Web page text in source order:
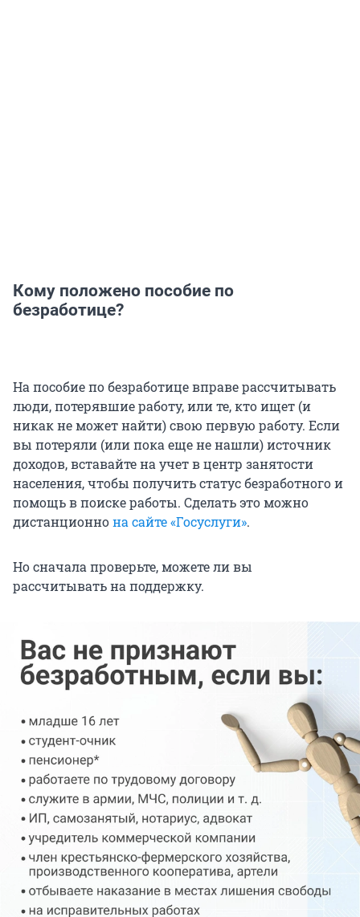
Кому положено пособие по
безработице?
На пособие по безработице вправе рассчитывать
люди, потерявшие работу, или те, кто ищет (и
никак не может найти) свою первую работу. Если
вы потеряли (или пока еще не нашли) источник
доходов, вставайте на учет в центр занятости
населения, чтобы получить статус безработного и
помощь в поиске работы. Сделать это можно
дистанционнона сайте«Госуслуги».
Но сначала проверьте, можете ли вы
рассчитывать на поддержку.